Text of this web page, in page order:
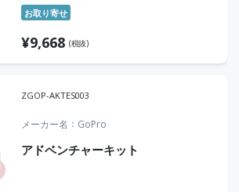
お取り寄せ
¥9,668 (税抜)
ZGOP-AKTES003
メーカー名 GoPro
アドベンチャーキット